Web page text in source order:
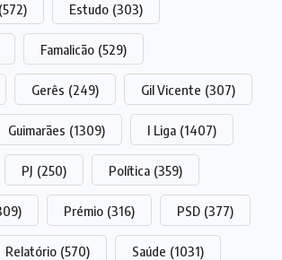
(572) Estudo (303)
Famalicão (529)
Gerês (249) Gil Vicente (307)
Guimarães (1309) I Liga (1407)
PJ (250) Política (359)
Prémio (316) PSD (377)
Relatório (570) Saúde (1031)